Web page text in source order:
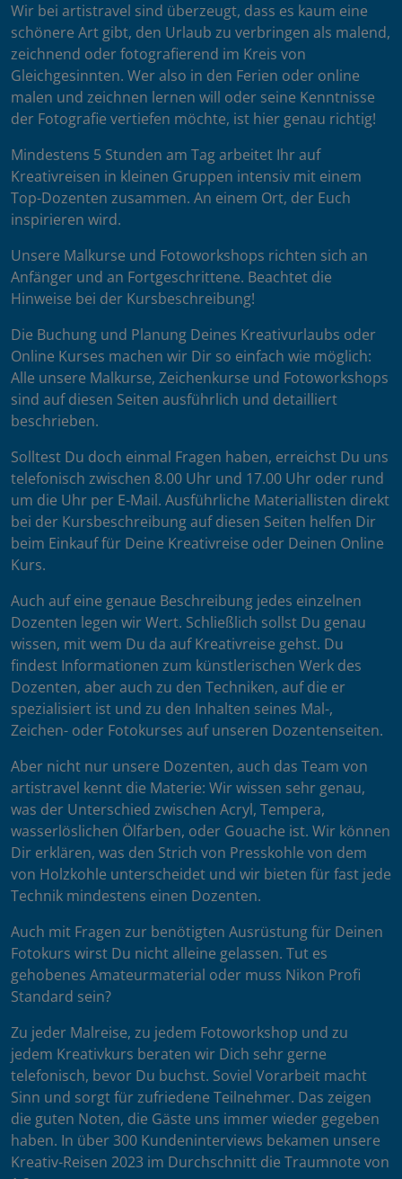
Wir bei artistravel sind überzeugt, dass es kaum eine
schönere Art gibt, den Urlaub zu verbringen als malend,
zeichnend oder fotografierend im Kreis von
Gleichgesinnten. Wer also in den Ferien oder online
malen und zeichnen lernen will oder seine Kenntnisse
der Fotografie vertiefen möchte, ist hier genau richtig!
Mindestens 5 Stunden am Tag arbeitet Ihr auf
Kreativreisen in kleinen Gruppen intensiv mit einem
Top-Dozenten zusammen. An einem Ort, der Euch
inspirieren wird.
Unsere Malkurse und Fotoworkshops richten sich an
Anfänger und an Fortgeschrittene. Beachtet die
Hinweise bei der Kursbeschreibung!
Die Buchung und Planung Deines Kreativurlaubs oder
Online Kurses machen wir Dir so einfach wie möglich:
Alle unsere Malkurse, Zeichenkurse und Fotoworkshops
sind auf diesen Seiten ausführlich und detailliert
beschrieben.
Solltest Du doch einmal Fragen haben, erreichst Du uns
telefonisch zwischen 8.00 Uhr und 17.00 Uhr oder rund
um die Uhr per E-Mail. Ausführliche Materiallisten direkt
bei der Kursbeschreibung auf diesen Seiten helfen Dir
beim Einkauf für Deine Kreativreise oder Deinen Online
Kurs.
Auch auf eine genaue Beschreibung jedes einzelnen
Dozenten legen wir Wert. Schließlich sollst Du genau
wissen, mit wem Du da auf Kreativreise gehst. Du
findest Informationen zum künstlerischen Werk des
Dozenten, aber auch zu den Techniken, auf die er
spezialisiert ist und zu den Inhalten seines Mal-,
Zeichen- oder Fotokurses auf unseren Dozentenseiten.
Aber nicht nur unsere Dozenten, auch das Team von
artistravel kennt die Materie: Wir wissen sehr genau,
was der Unterschied zwischen Acryl, Tempera,
wasserlöslichen Ölfarben, oder Gouache ist. Wir können
Dir erklären, was den Strich von Presskohle von dem
von Holzkohle unterscheidet und wir bieten für fast jede
Technik mindestens einen Dozenten.
Auch mit Fragen zur benötigten Ausrüstung für Deinen
Fotokurs wirst Du nicht alleine gelassen. Tut es
gehobenes Amateurmaterial oder muss Nikon Profi
Standard sein?
Zu jeder Malreise, zu jedem Fotoworkshop und zu
jedem Kreativkurs beraten wir Dich sehr gerne
telefonisch, bevor Du buchst. Soviel Vorarbeit macht
Sinn und sorgt für zufriedene Teilnehmer. Das zeigen
die guten Noten, die Gäste uns immer wieder gegeben
haben. In über 300 Kundeninterviews bekamen unsere
Kreativ-Reisen 2023 im Durchschnitt die Traumnote von